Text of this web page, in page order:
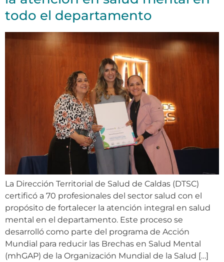
todo el departamento
La Dirección Territorial de Salud de Caldas (DTSC)
certificó a 70 profesionales del sector salud con el
propósito de fortalecer la atención integral en salud
mental en el departamento. Este proceso se
desarrolló como parte del programa de Acción
Mundial para reducir las Brechas en Salud Mental
(mhGAP) de la Organización Mundial de la Salud […]